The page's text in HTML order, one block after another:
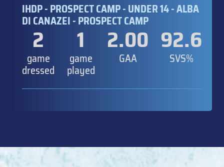
IHDP - PROSPECT CAMP - UNDER 14 - ALBA
DI CANAZEI - PROSPECT CAMP
2
game
dressed
1
game
played
2.00
GAA
92.6
SVS%